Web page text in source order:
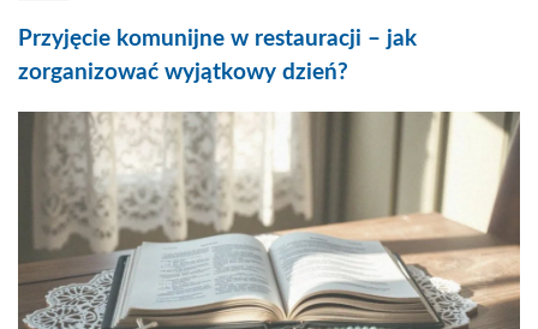
Przyjęcie komunijne w restauracji – jak
zorganizować wyjątkowy dzień?